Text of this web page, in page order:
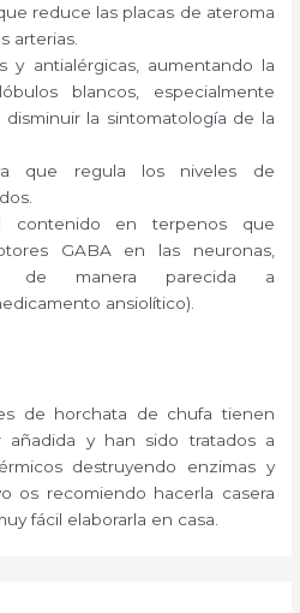
reduce las placas de ateroma
arterias.
y antialérgicas, aumentando la
blancos, especialmente
la sintomatología de la
que regula los niveles de
contenido en terpenos que
GABA en las neuronas,
de manera parecida a
ansiolítico).
de horchata de chufa tienen
añadida y han sido tratados a
destruyendo enzimas y
os recomiendo hacerla casera
fácil elaborarla en casa.